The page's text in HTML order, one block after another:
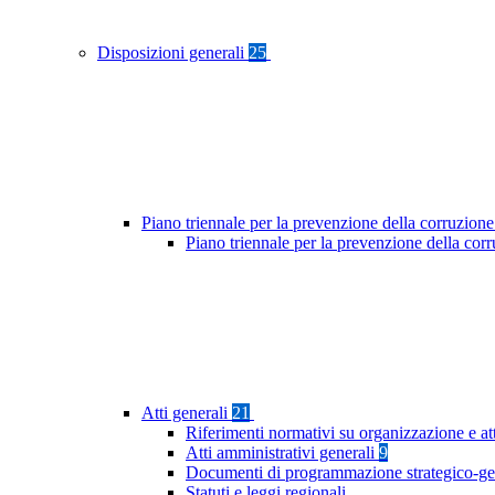
Disposizioni generali 25
Piano triennale per la prevenzione della
Piano triennale per la prevenzione della
Atti generali 21
Riferimenti normativi su organizzazione e
Atti amministrativi generali 9
Documenti di programmazione strategico-